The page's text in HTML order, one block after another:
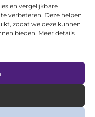
en vergelijkbare
verbeteren. Deze helpen
zodat we deze kunnen
bieden. Meer details
halen – van nuttige
in het dagelijks leven.